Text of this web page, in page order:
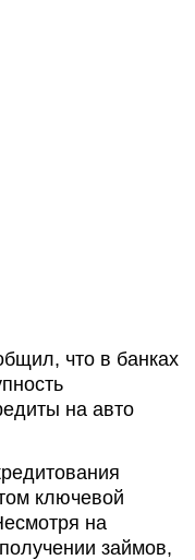
что в банках
на авто
ключевой
на
займов,